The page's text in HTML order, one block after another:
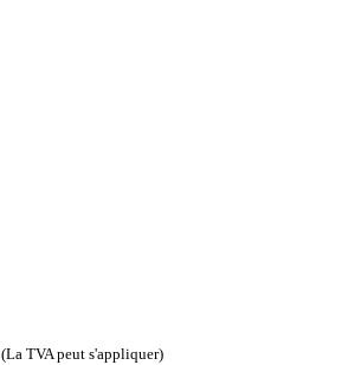
(La TVA peut s'appliquer)